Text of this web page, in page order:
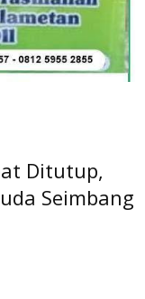
Ditutup,
Seimbang